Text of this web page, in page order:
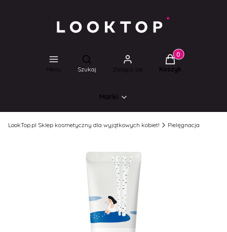
Menu
Otwórz wyszukiwarkę
Szukaj Zaloguj się
Produkty w
Koszyk
Marki
LookTop.pl Sklep kosmetyczny dla wyjątkowych kobiet! Pielęgnacja